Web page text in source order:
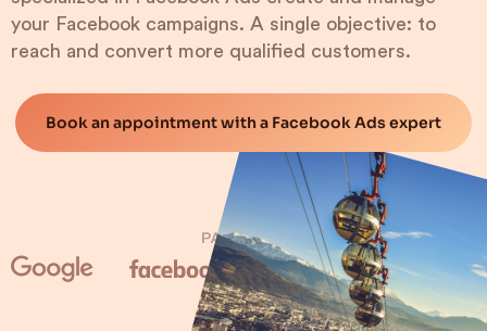
your Facebook campaigns. A single objective: to
reach and convert more qualified customers.
Book an appointment with a Facebook Ads expert